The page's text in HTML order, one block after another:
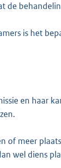
de
is het
en haar
of meer
wel diens